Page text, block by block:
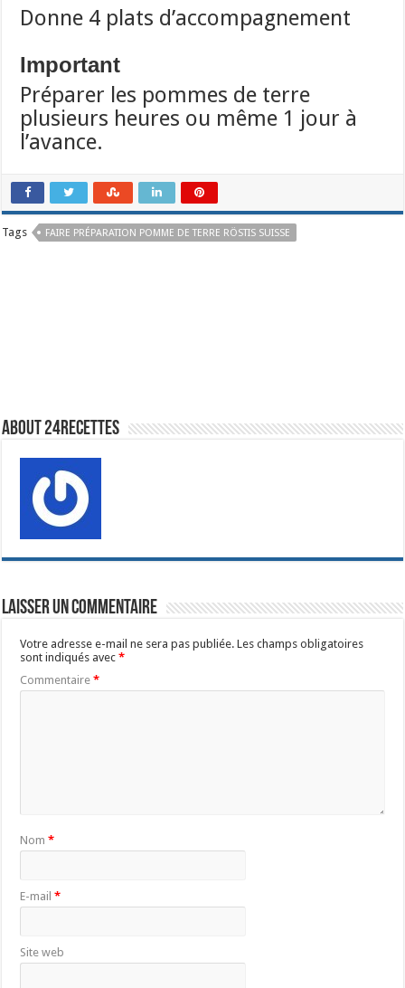
Donne 4 plats d’accompagnement
Important
Préparer les pommes de terre
plusieurs heures ou même 1 jour à
l’avance.
Tags FAIRE PRÉPARATION POMME DE TERRE RÖSTIS SUISSE
About 24recettes
Laisser un commentaire
Votre adresse e-mail ne sera pas publiée. Les champs obligatoires
sont indiqués avec*
Commentaire*
Nom*
E-mail*
Site web